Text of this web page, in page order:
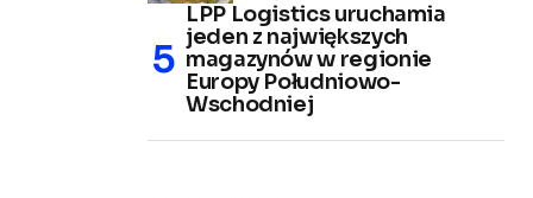
LPP Logistics uruchamia
jeden z największych
magazynów w regionie
Europy Południowo-
Wschodniej